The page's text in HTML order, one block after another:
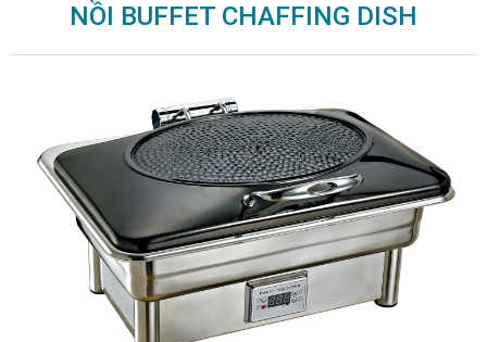
NỒI BUFFET CHAFFING DISH